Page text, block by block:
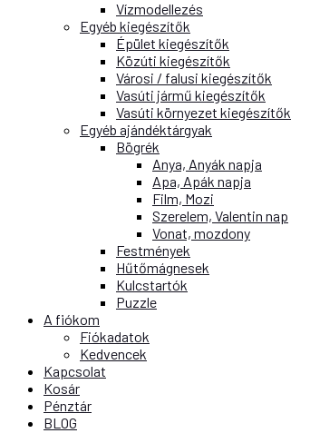
Vízmodellezés
Egyéb kiegészítők
Épület kiegészítők
Közúti kiegészítők
Városi / falusi kiegészítők
Vasúti jármű kiegészítők
Vasúti környezet kiegészítők
Egyéb ajándéktárgyak
Bögrék
Anya, Anyák napja
Apa, Apák napja
Film, Mozi
Szerelem, Valentin nap
Vonat, mozdony
Festmények
Hűtőmágnesek
Kulcstartók
Puzzle
A fiókom
Fiókadatok
Kedvencek
Kapcsolat
Kosár
Pénztár
BLOG